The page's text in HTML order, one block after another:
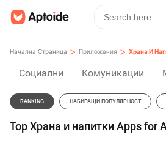
Начална Страница > Приложения > Храна И
Социални Комуникации
RANKING НАБИРАЩИ ПОПУЛЯРНОСТ
Top Храна и напитки Apps for